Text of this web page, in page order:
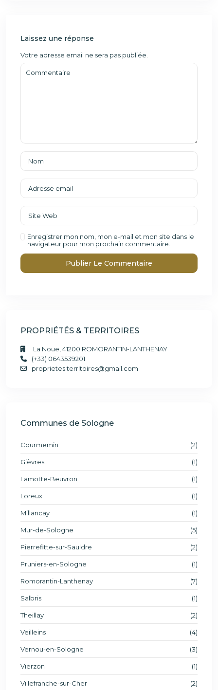
Laissez une réponse
Votre adresse email ne sera pas publiée.
Enregistrer mon nom, mon e-mail et mon site dans le
navigateur pour mon prochain commentaire.
PROPRIÉTÉS & TERRITOIRES
La Noue, 41200 ROMORANTIN-LANTHENAY
(+33) 0643539201
proprietes.territoires@gmail.com
Communes de Sologne
Courmemin (2)
Gièvres (1)
Lamotte-Beuvron (1)
Loreux (1)
Millancay (1)
Mur-de-Sologne (5)
Pierrefitte-sur-Sauldre (2)
Pruniers-en-Sologne (1)
Romorantin-Lanthenay (7)
Salbris (1)
Theillay (2)
Veilleins (4)
Vernou-en-Sologne (3)
Vierzon (1)
Villefranche-sur-Cher (2)